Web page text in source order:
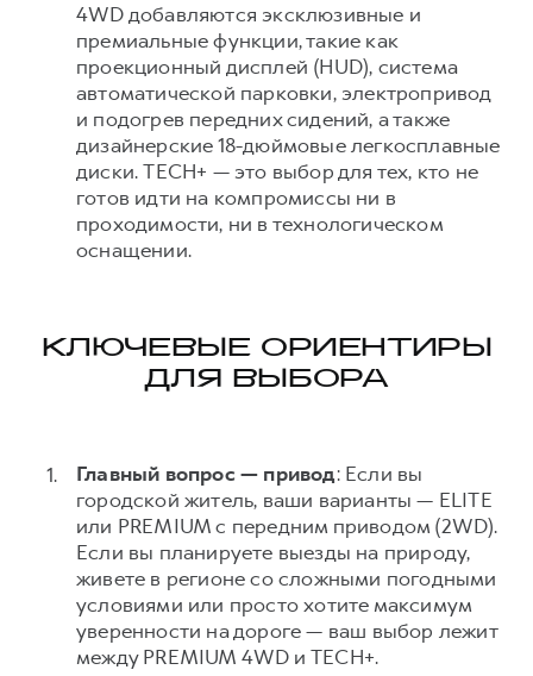
4WD добавляются эксклюзивные и
премиальные функции, такие как
проекционный дисплей (HUD), система
автоматической парковки, электропривод
и подогрев передних сидений, а также
дизайнерские 18-дюймовые легкосплавные
диски. TECH+ — это выбор для тех, кто не
готов идти на компромиссы ни в
проходимости, ни в технологическом
оснащении.
КЛЮЧЕВЫЕ ОРИЕНТИРЫ
ДЛЯ ВЫБОРА
Главный вопрос — привод: Если вы
городской житель, ваши варианты — ELITE
или PREMIUM с передним приводом (2WD).
Если вы планируете выезды на природу,
живете в регионе со сложными погодными
условиями или просто хотите максимум
уверенности на дороге — ваш выбор лежит
между PREMIUM 4WD и TECH+.